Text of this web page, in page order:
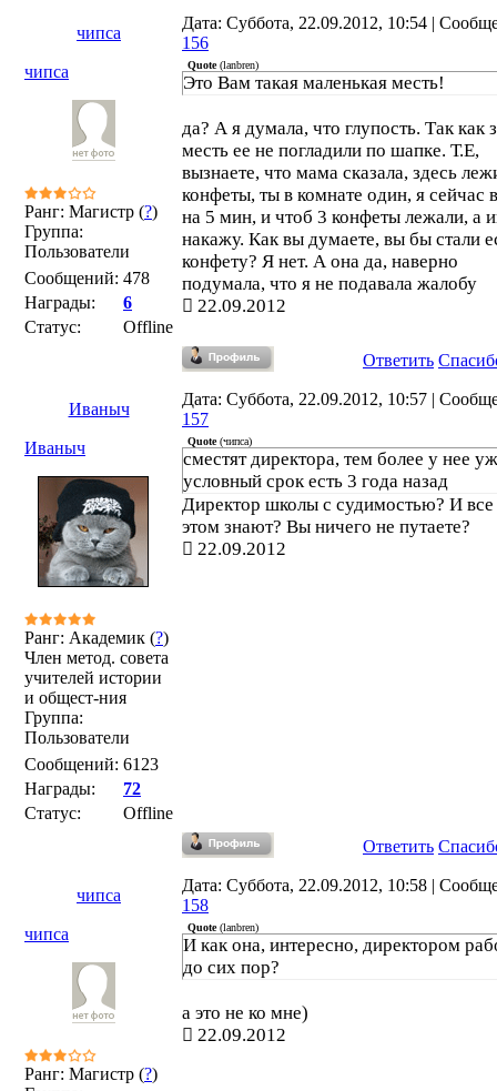
чипса
Дата: Суббота, 22.09.2012, 10:54 |
156
чипса
Ранг: Магистр (?)
Группа:
Пользователи
Сообщений: 478
Награды:
6
Статус:
Offline
Quote(lanbren)
Это Вам такая маленькая месть!
да? А я думала, что глупость. Так как
месть ее не погладили по шапке. Т.Е,
вызнаете, что мама сказала, здесь
конфеты, ты в комнате один, я сейчас
на 5 мин, и чтоб 3 конфеты лежали, а
накажу. Как вы думаете, вы бы стали
конфету? Я нет. А она да, наверно
подумала, что я не подавала жалобу
22.09.2012
Ответить
Иваныч
Дата: Суббота, 22.09.2012, 10:57 |
157
Иваныч
Ранг: Академик (?)
Член метод. совета
учителей истории
и общест-ния
Группа:
Пользователи
Сообщений: 6123
Награды:
72
Статус:
Offline
Quote(чипса)
сместят директора, тем более у нее
условный срок есть 3 года назад
Директор школы с судимостью? И
этом знают? Вы ничего не путаете?
22.09.2012
Ответить
чипса
Дата: Суббота, 22.09.2012, 10:58 |
158
чипса
Ранг: Магистр (?)
Quote(lanbren)
И как она, интересно, директором
до сих пор?
а это не ко мне)
22.09.2012